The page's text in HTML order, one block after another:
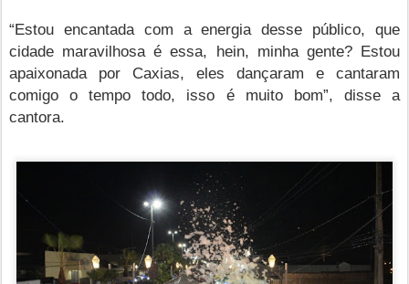
“Estou encantada com a energia desse público, que
cidade maravilhosa é essa, hein, minha gente? Estou
apaixonada por Caxias, eles dançaram e cantaram
comigo o tempo todo, isso é muito bom”, disse a
cantora.